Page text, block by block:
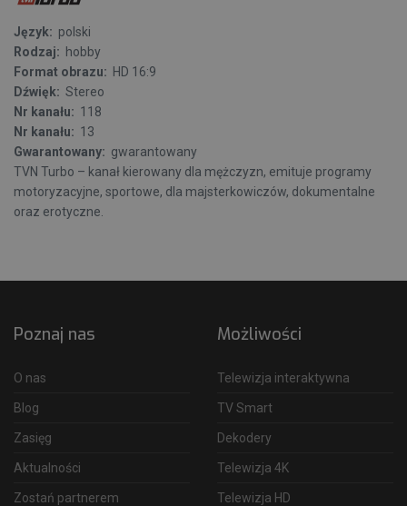
Język: polski
Rodzaj: hobby
Format obrazu: HD 16:9
Dźwięk: Stereo
Nr kanału: 118
Nr kanału: 13
Gwarantowany: gwarantowany
TVN Turbo – kanał kierowany dla mężczyzn, emituje programy
motoryzacyjne, sportowe, dla majsterkowiczów, dokumentalne
oraz erotyczne.
Poznaj nas
O nas
Blog
Zasięg
Aktualności
Zostań partnerem
Możliwości
Telewizja interaktywna
TV Smart
Dekodery
Telewizja 4K
Telewizja HD